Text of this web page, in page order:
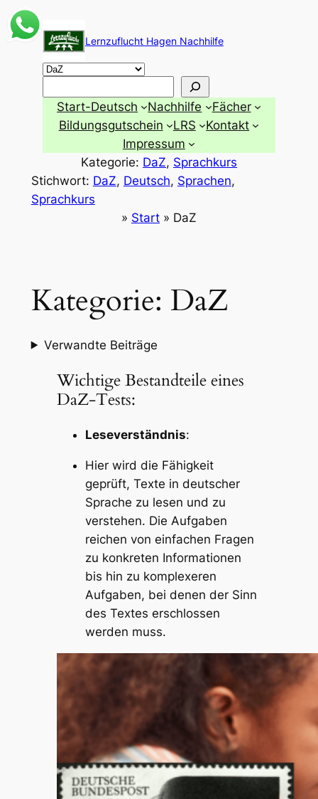
Zum
Inhalt
springen
Lernzuflucht Hagen Nachhilfe
Start-Deutsch Nachhilfe
Fächer
Bildungsgutschein
LRS
Kontakt
Impressum
Kategorie: DaZ, Sprachkurs
Stichwort: DaZ, Deutsch, Sprachen
Sprachkurs
» Start » DaZ
Kategorie: DaZ
Verwandte Beiträge
Wichtige Bestandteile eines
DaZ-Tests:
Leseverständnis:
Hier wird die Fähigkeit
geprüft, Texte in deutscher
Sprache zu lesen und zu
verstehen. Die Aufgaben
reichen von einfachen Fragen
zu konkreten Informationen
bis hin zu komplexeren
Aufgaben, bei denen der Sinn
des Textes erschlossen
werden muss.